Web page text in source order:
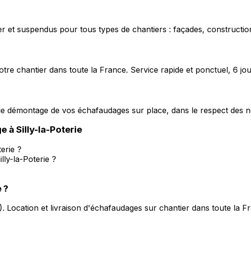
et suspendus pour tous types de chantiers : façades,
chantier dans toute la France. Service rapide et ponctuel, 6
démontage de vos échafaudages sur place, dans le respect des
à Silly-la-Poterie
?
la-Poterie ?
?
). Location et livraison d'échafaudages sur chantier dans toute la